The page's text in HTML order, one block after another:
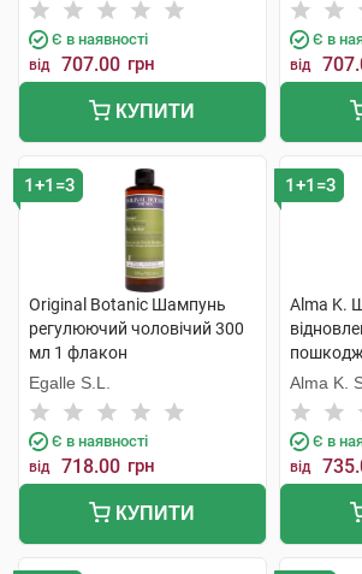
Є в наявності
від 707.00 грн
КУПИТИ
Є в
від
1+1=3
Original Botanic Шампунь
регулюючий чоловічий 300
мл 1 флакон
Egalle S.L.
Є в наявності
від 718.00 грн
КУПИТИ
1+1=3
Alma K.
мл 1
Alma K.
Є в
від